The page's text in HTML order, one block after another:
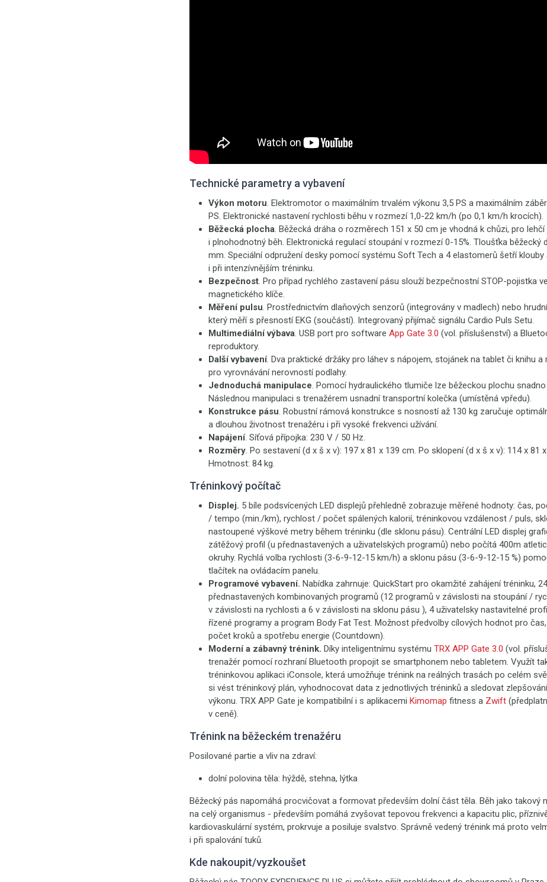
Technické parametry a vybavení
Výkon motoru. Elektromotor o maximálním trvalém výkonu 3,5 PS a maximálním
PS. Elektronické nastavení rychlosti běhu v rozmezí 1,0-22 km/h (po 0,1 km/h krocích).
Běžecká plocha. Běžecká dráha o rozměrech 151 x 50 cm je vhodná k chůzi, pro lehčí
i plnohodnotný běh. Elektronická regulací stoupání v rozmezí 0-15%. Tloušťka běžecký
mm. Speciální odpružení desky pomocí systému Soft Tech a 4 elastomerů šetří klouby
i při intenzívnějším tréninku.
Bezpečnost. Pro případ rychlého zastavení pásu slouží bezpečnostní STOP-pojistka
magnetického klíče.
Měření pulsu. Prostřednictvím dlaňových senzorů (integrovány v madlech) nebo
který měří s přesností EKG (součástí). Integrovaný přijímač signálu Cardio Puls Setu.
Multimediální výbava. USB port pro software App Gate 3.0 (vol. příslušenství) a
reproduktory.
Další vybavení. Dva praktické držáky pro láhev s nápojem, stojánek na tablet či knihu a
pro vyrovnávání nerovností podlahy.
Jednoduchá manipulace. Pomocí hydraulického tlumiče lze běžeckou plochu
Následnou manipulaci s trenažérem usnadní transportní kolečka (umístěná vpředu).
Konstrukce pásu. Robustní rámová konstrukce s nosností až 130 kg zaručuje
a dlouhou životnost trenažéru i při vysoké frekvenci užívání.
Napájení. Síťová přípojka: 230 V / 50 Hz.
Rozměry. Po sestavení (d x š x v): 197 x 81 x 139 cm. Po sklopení (d x š x v): 114 x 81
Hmotnost: 84 kg.
Tréninkový počítač
Displej. 5 bíle podsvícených LED displejů přehledně zobrazuje měřené hodnoty: čas,
/ tempo (min./km), rychlost / počet spálených kalorií, tréninkovou vzdálenost / puls,
nastoupené výškové metry během tréninku (dle sklonu pásu). Centrální LED displej
zátěžový profil (u přednastavených a uživatelských programů) nebo počítá 400m
okruhy. Rychlá volba rychlosti (3-6-9-12-15 km/h) a sklonu pásu (3-6-9-12-15 %)
tlačítek na ovládacím panelu.
Programové vybavení. Nabídka zahrnuje: QuickStart pro okamžité zahájení tréninku, 24
přednastavených kombinovaných programů (12 programů v závislosti na stoupání /
v závislosti na rychlosti a 6 v závislosti na sklonu pásu ), 4 uživatelsky nastavitelné
řízené programy a program Body Fat Test. Možnost předvolby cílových hodnot pro
počet kroků a spotřebu energie (Countdown).
Moderní a zábavný trénink. Díky inteligentnímu systému TRX APP Gate 3.0 (vol.
trenažér pomocí rozhraní Bluetooth propojit se smartphonem nebo tabletem. Využít
tréninkovou aplikaci iConsole, která umožňuje trénink na reálných trasách po celém
si vést tréninkový plán, vyhodnocovat data z jednotlivých tréninků a sledovat
výkonu. TRX APP Gate je kompatibilní i s aplikacemi Kimomap fitness a Zwift
v ceně).
Trénink na běžeckém trenažéru
Posilované partie a vliv na zdraví:
dolní polovina těla: hýždě, stehna, lýtka
Běžecký pás napomáhá procvičovat a formovat především dolní část těla. Běh jako takový
na celý organismus - především pomáhá zvyšovat tepovou frekvenci a kapacitu plic,
kardiovaskulární systém, prokrvuje a posiluje svalstvo. Správně vedený trénink má proto
i při spalování tuků.
Kde nakoupit/vyzkoušet